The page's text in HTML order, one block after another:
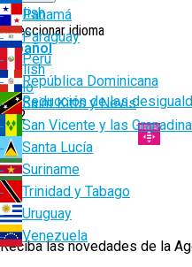
Panamá
Paraguay
Perú
República Dominicana
Saint Kitts y Nevis
San Vicente y las
Santa Lucía
Suriname
Trinidad y Tabago
Uruguay
Venezuela
English
Seleccionar idioma
Español
English
Ruta
de
navegación
Inicio
10. Reducción de las
10.2
Reciba las novedades de la